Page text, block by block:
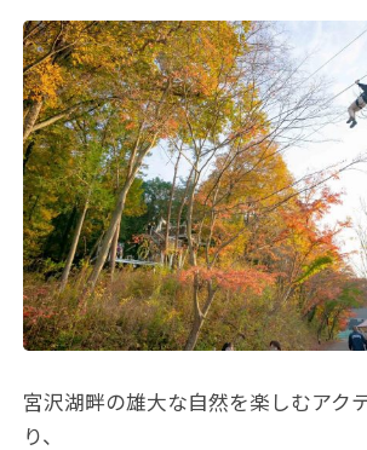
宮沢湖畔の雄大な自然を楽しむアク
り、